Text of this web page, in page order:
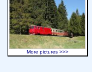
More pictures >>>